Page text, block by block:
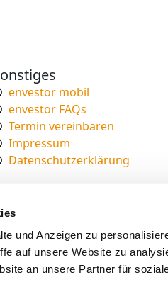
und Anzeigen zu
auf unsere Website zu
an unsere Partner für
envestor mobil
envestor FAQs
Termin vereinbaren
Impressum
Datenschutzerklärung